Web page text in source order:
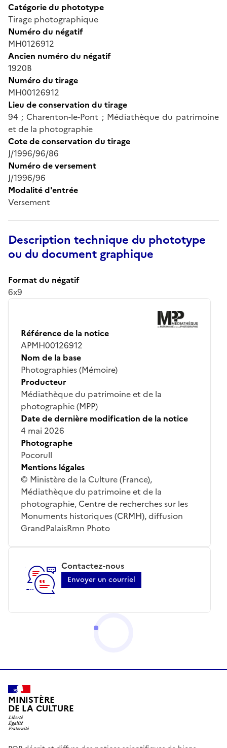
Catégorie du phototype
Tirage photographique
Numéro du négatif
MH0126912
Ancien numéro du négatif
1920B
Numéro du tirage
MH00126912
Lieu de conservation du tirage
94 ; Charenton-le-Pont ; Médiathèque du patrimoine
et de la photographie
Cote de conservation du tirage
J/1996/96/86
Numéro de versement
J/1996/96
Modalité d'entrée
Versement
Description technique du phototype
ou du document graphique
Format du négatif
6x9
Référence de la notice
APMH00126912
Nom de la base
Photographies (Mémoire)
Producteur
Médiathèque du patrimoine et de la
photographie (MPP)
Date de dernière modification de la notice
4 mai 2026
Photographe
Pocorull
Mentions légales
© Ministère de la Culture (France),
Médiathèque du patrimoine et de la
photographie, Centre de recherches sur les
Monuments historiques (CRMH), diffusion
GrandPalaisRmn Photo
Contactez-nous
Envoyer un courriel
MINISTÈRE
DE LA CULTURE